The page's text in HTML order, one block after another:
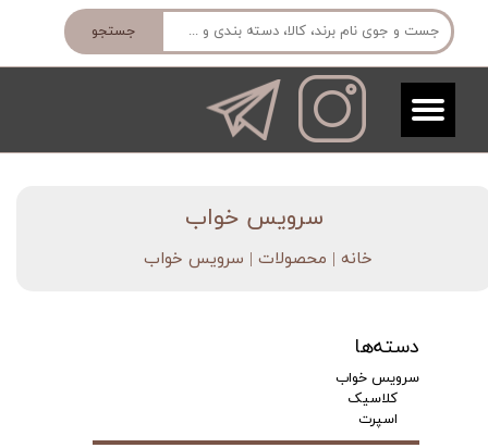
جستجو
خانه | محصولات | سرویس خواب
​سرویس خواب
دسته‌ها
سرویس خواب
کلاسیک
اسپرت